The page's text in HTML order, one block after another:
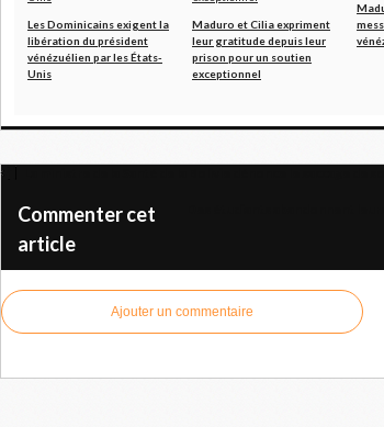
Les Dominicains exigent la
libération du président
vénézuélien par les États-
Unis
Maduro et Cilia expriment
leur gratitude depuis leur
prison pour un soutien
exceptionnel
Commenter cet
article
Ajouter un commentaire